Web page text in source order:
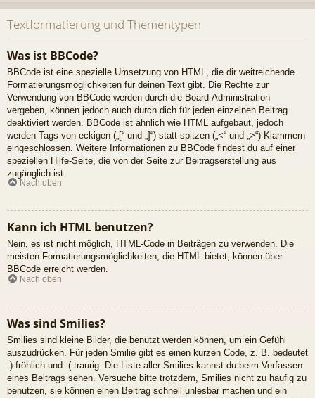
Textformatierung und Thementypen
Was ist BBCode?
BBCode ist eine spezielle Umsetzung von HTML, die dir weitreichende
Formatierungsmöglichkeiten für deinen Text gibt. Die Rechte zur
Verwendung von BBCode werden durch die Board-Administration
vergeben, können jedoch auch durch dich für jeden einzelnen Beitrag
deaktiviert werden. BBCode ist ähnlich wie HTML aufgebaut, jedoch
werden Tags von eckigen („[“ und „]“) statt spitzen („<“ und „>“) Klammern
eingeschlossen. Weitere Informationen zu BBCode findest du auf einer
speziellen Hilfe-Seite, die von der Seite zur Beitragserstellung aus
zugänglich ist.
Nach oben
Kann ich HTML benutzen?
Nein, es ist nicht möglich, HTML-Code in Beiträgen zu verwenden. Die
meisten Formatierungsmöglichkeiten, die HTML bietet, können über
BBCode erreicht werden.
Nach oben
Was sind Smilies?
Smilies sind kleine Bilder, die benutzt werden können, um ein Gefühl
auszudrücken. Für jeden Smilie gibt es einen kurzen Code, z. B. bedeutet
:) fröhlich und :( traurig. Die Liste aller Smilies kannst du beim Verfassen
eines Beitrags sehen. Versuche bitte trotzdem, Smilies nicht zu häufig zu
benutzen, sie können einen Beitrag schnell unlesbar machen und ein